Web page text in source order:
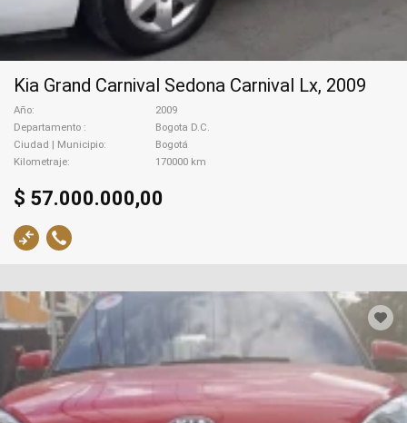
Kia Grand Carnival Sedona Carnival Lx, 2009
Año
2009
Departamento
Bogota D.C.
Ciudad | Municipio
Bogotá
Kilometraje
170000 km
$ 57.000.000,00